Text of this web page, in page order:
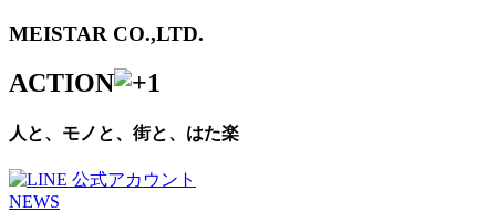
MEISTAR CO.,LTD.
ACTION
人と、モノと、街と、はた楽
NEWS